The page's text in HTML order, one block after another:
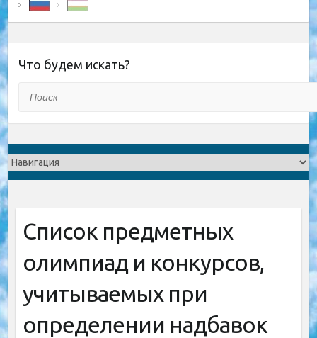
Что будем искать?
Список предметных
олимпиад и конкурсов,
учитываемых при
определении надбавок